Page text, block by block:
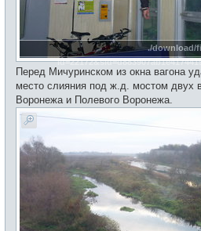
./download/
Перед Мичуринском из окна вагона
место слияния под ж.д. мостом двух
Воронежа и Полевого Воронежа.